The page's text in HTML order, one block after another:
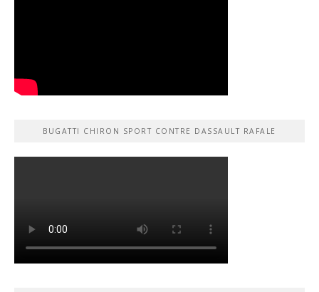
BUGATTI CHIRON SPORT CONTRE DASSAULT RAFALE